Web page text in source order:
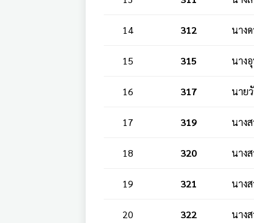
14 312 นาง
15 315 นาง
16 317 นาย
17 319 นาง
18 320 นาง
19 321 นาง
20 322 นาง